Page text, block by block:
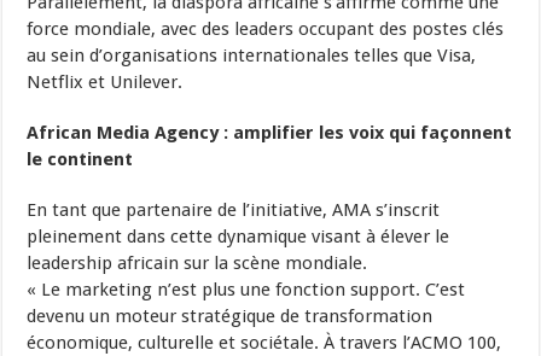
force mondiale, avec des leaders occupant des postes clés
au sein d’organisations internationales telles que Visa,
Netflix et Unilever.
African Media Agency : amplifier les voix qui façonnent
le continent
En tant que partenaire de l’initiative, AMA s’inscrit
pleinement dans cette dynamique visant à élever le
leadership africain sur la scène mondiale.
« Le marketing n’est plus une fonction support. C’est
devenu un moteur stratégique de transformation
économique, culturelle et sociétale. À travers l’ACMO 100,